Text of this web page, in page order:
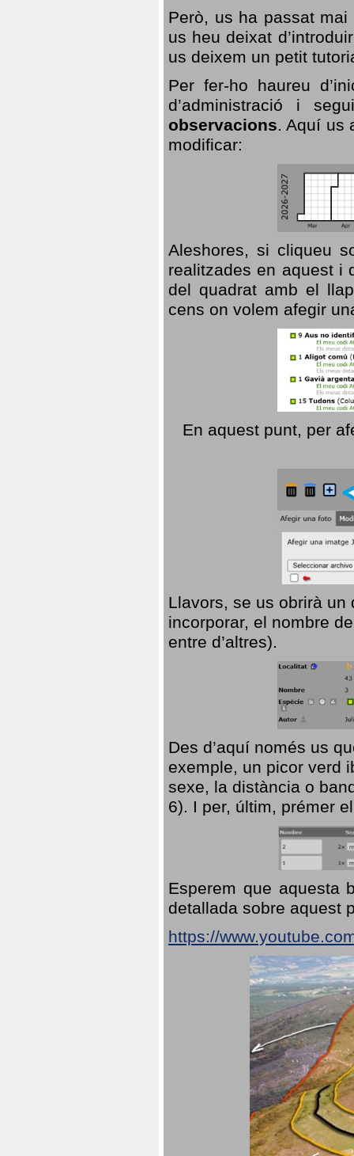
Però, us ha passat
us heu deixat
us deixem un petit
Per fer-ho haureu
d’administració i
observacions. Aquí us
modificar:
Aleshores, si cliqueu
realitzades en aquest i
del quadrat amb el
cens on volem afegir
En aquest punt, per
Llavors, se us obrirà
incorporar, el nombre
entre d’altres).
Des d’aquí només us
exemple, un picor verd
sexe, la distància o
6). I per, últim, prémer
Esperem que aquesta
detallada sobre aquest
https://